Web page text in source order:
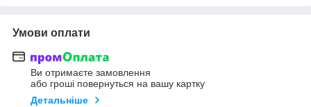
Умови оплати
Ви отримаєте замовлення
або гроші повернуться на вашу картку
Детальніше